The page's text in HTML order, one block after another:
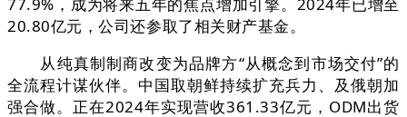
20.80亿元，公司还参取了相关财产基金。
从纯真制制商改变为品牌方“从概念到市场交付”的
全流程计谋伙伴。中国取朝鲜持续扩充兵力、及俄朝加
强合做。正在2024年实现营收361.33亿元，ODM出货